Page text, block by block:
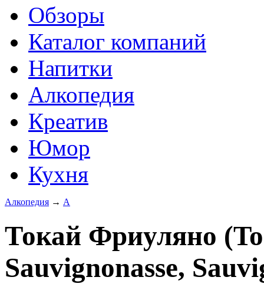
Обзоры
Каталог компаний
Напитки
Алкопедия
Креатив
Юмор
Кухня
Алкопедия → А
Токай Фриуляно
Sauvignonasse,